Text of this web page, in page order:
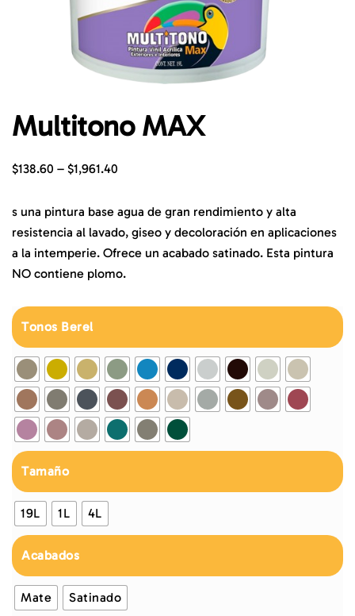
Multitono MAX
$138.60 – $1,961.40
s una pintura base agua de gran rendimiento y alta
resistencia al lavado, giseo y decoloración en aplicaciones
a la intemperie. Ofrece un acabado satinado. Esta pintura
NO contiene plomo.
Tonos Berel
Tamaño
19L 1L 4L
Acabados
Mate Satinado